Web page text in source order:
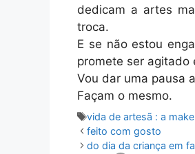
dedicam a artes
troca.
E se não estou
promete ser agitado
Vou dar uma pausa
Façam o mesmo.
Etiquetas
vida de artesã : a
feito com gosto
do dia da criança em